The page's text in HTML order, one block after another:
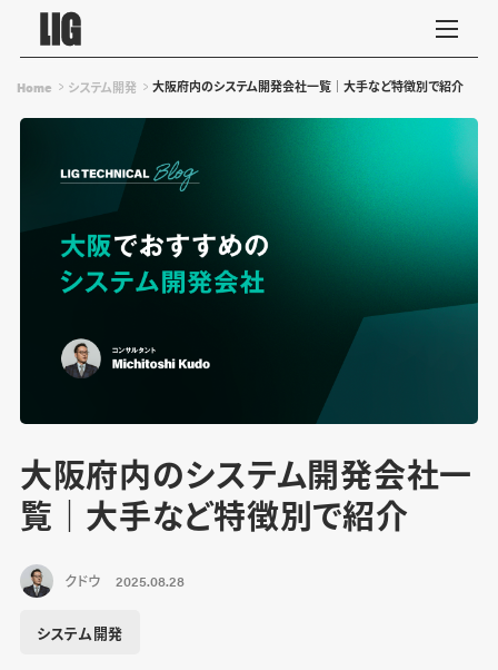
Home システム開発 大阪府内のシステム開発会社一覧｜大手など特徴別で紹介
大阪府内のシステム開発会社一
覧｜大手など特徴別で紹介
クドウ 2025.08.28
システム開発